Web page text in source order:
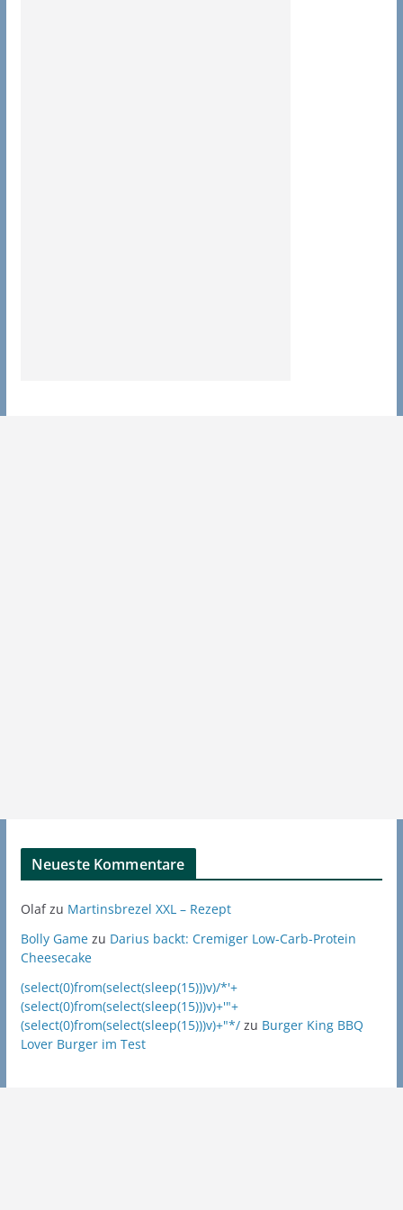
Neueste Kommentare
Olafzu Martinsbrezel XXL – Rezept
Bolly Gamezu Darius backt: Cremiger Low-Carb-Protein
Cheesecake
(select(0)from(select(sleep(15)))v)/*'+
(select(0)from(select(sleep(15)))v)+'"+
(select(0)from(select(sleep(15)))v)+"*/zu Burger King BBQ
Lover Burger im Test